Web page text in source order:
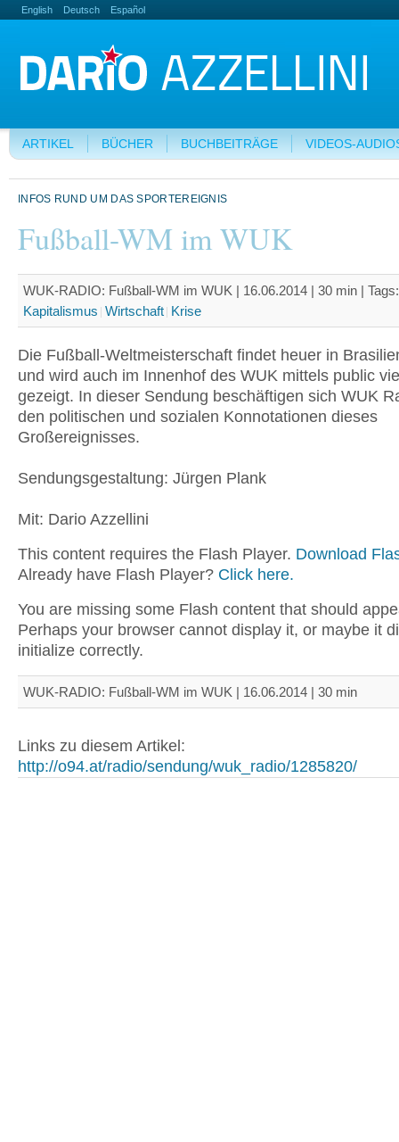
English Deutsch Español
ARTIKEL BÜCHER BUCHBEITRÄGE VIDEOS-
INFOS RUND UM DAS SPORTEREIGNIS
Fußball-WM im WUK
WUK-RADIO: Fußball-WM im WUK | 16.06.2014 | 30 min |
Kapitalismus Wirtschaft Krise
Die Fußball-Weltmeisterschaft findet heuer in
und wird auch im Innenhof des WUK mittels public
gezeigt. In dieser Sendung beschäftigen sich WUK
den politischen und sozialen Konnotationen dieses
Großereignisses.
Sendungsgestaltung: Jürgen Plank
Mit: Dario Azzellini
This content requires the Flash Player. Download
Already have Flash Player? Click here.
You are missing some Flash content that should
Perhaps your browser cannot display it, or maybe it
initialize correctly.
WUK-RADIO: Fußball-WM im WUK | 16.06.2014 | 30 min
Links zu diesem Artikel:
http://o94.at/radio/sendung/wuk_radio/1285820/